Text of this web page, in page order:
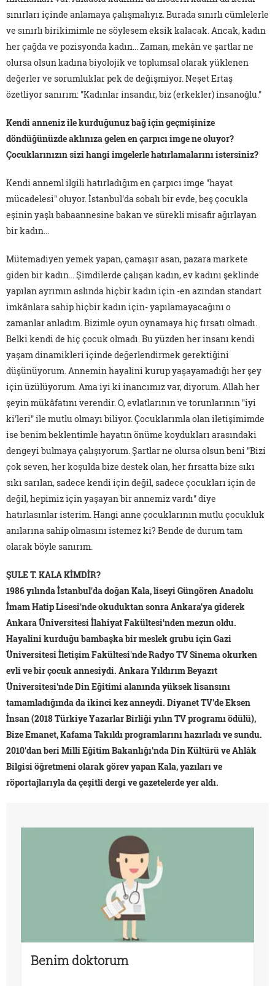
sınırları içinde anlamaya çalışmalıyız. Burada sınırlı cümlelerle
ve sınırlı birikimimle ne söylesem eksik kalacak. Ancak, kadın
her çağda ve pozisyonda kadın... Zaman, mekân ve şartlar ne
olursa olsun kadına biyolojik ve toplumsal olarak yüklenen
değerler ve sorumluklar pek de değişmiyor. Neşet Ertaş
özetliyor sanırım: "Kadınlar insandır, biz (erkekler) insanoğlu."
Kendi anneniz ile kurduğunuz bağ için geçmişinize
döndüğünüzde aklınıza gelen en çarpıcı imge ne oluyor?
Çocuklarınızın sizi hangi imgelerle hatırlamalarını istersiniz?
Kendi anneml ilgili hatırladığım en çarpıcı imge "hayat
mücadelesi" oluyor. İstanbul'da sobalı bir evde, beş çocukla
eşinin yaşlı babaannesine bakan ve sürekli misafir ağırlayan
bir kadın…
Mütemadiyen yemek yapan, çamaşır asan, pazara markete
giden bir kadın... Şimdilerde çalışan kadın, ev kadını şeklinde
yapılan ayrımın aslında hiçbir kadın için -en azından standart
imkânlara sahip hiçbir kadın için- yapılamayacağını o
zamanlar anladım. Bizimle oyun oynamaya hiç fırsatı olmadı.
Belki kendi de hiç çocuk olmadı. Bu yüzden her insanı kendi
yaşam dinamikleri içinde değerlendirmek gerektiğini
düşünüyorum. Annemin hayalini kurup yaşayamadığı her şey
için üzülüyorum. Ama iyi ki inancımız var, diyorum. Allah her
şeyin mükâfatını verendir. O, evlatlarının ve torunlarının "iyi
ki'leri" ile mutlu olmayı biliyor. Çocuklarımla olan iletişimimde
ise benim beklentimle hayatın önüme koydukları arasındaki
dengeyi bulmaya çalışıyorum. Şartlar ne olursa olsun beni "Bizi
çok seven, her koşulda bize destek olan, her fırsatta bize sıkı
sıkı sarılan, sadece kendi için değil, sadece çocukları için de
değil, hepimiz için yaşayan bir annemiz vardı" diye
hatırlasınlar isterim. Hangi anne çocuklarının mutlu çocukluk
anılarına sahip olmasını istemez ki? Bende de durum tam
olarak böyle sanırım.
ŞULE T. KALA KİMDİR?
1986 yılında İstanbul'da doğan Kala, liseyi Güngören Anadolu
İmam Hatip Lisesi'nde okuduktan sonra Ankara'ya giderek
Ankara Üniversitesi İlahiyat Fakültesi'nden mezun oldu.
Hayalini kurduğu bambaşka bir meslek grubu için Gazi
Üniversitesi İletişim Fakültesi'nde Radyo TV Sinema okurken
evli ve bir çocuk annesiydi. Ankara Yıldırım Beyazıt
Üniversitesi'nde Din Eğitimi alanında yüksek lisansını
tamamladığında da ikinci kez anneydi. Diyanet TV'de Eksen
İnsan (2018 Türkiye Yazarlar Birliği yılın TV programı ödülü),
Bize Emanet, Kafama Takıldı programlarını hazırladı ve sundu.
2010'dan beri Millî Eğitim Bakanlığı'nda Din Kültürü ve Ahlâk
Bilgisi öğretmeni olarak görev yapan Kala, yazıları ve
röportajlarıyla da çeşitli dergi ve gazetelerde yer aldı.
Benim doktorum